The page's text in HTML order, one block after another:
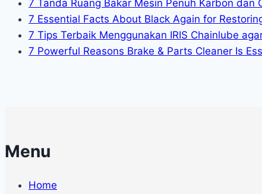
7 Tanda Ruang Bakar Mesin Penuh Karbon dan
7 Essential Facts About Black Again for
7 Tips Terbaik Menggunakan IRIS Chainlube
7 Powerful Reasons Brake & Parts Cleaner Is
Menu
Home